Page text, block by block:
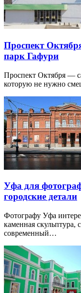
Проспект
парк Гафури
Проспект Октября —
которую не нужно
Уфа для
городские детали
Фотографу Уфа
каменная скульптура,
современный…